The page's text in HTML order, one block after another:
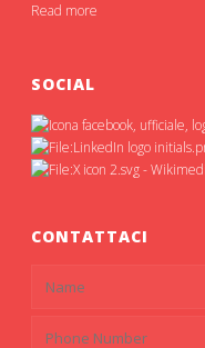
Read more
SOCIAL
CONTATTACI